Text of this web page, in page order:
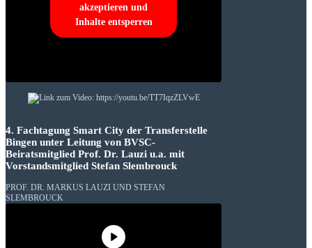
akzeptieren und
Inhalte entsperren
4. Fachtagung Smart City der Transferstelle
Bingen unter Leitung von BVSC-
Beiratsmitglied Prof. Dr. Lauzi u.a. mit
Vorstandsmitglied Stefan Slembrouck
PROF. DR. MARKUS LAUZI UND STEFAN
SLEMBROUCK